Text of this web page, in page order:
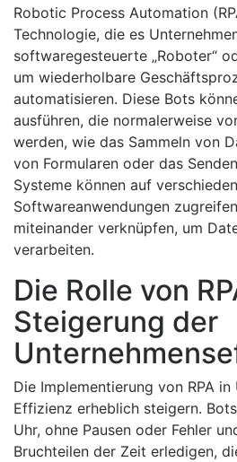
Robotic Process Automation
Technologie, die es
softwaregesteuerte „Roboter“
um wiederholbare
automatisieren. Diese Bots
ausführen, die normalerweise
werden, wie das Sammeln von
von Formularen oder das
Systeme können auf
Softwareanwendungen
miteinander verknüpfen, um
verarbeiten.
Die Rolle von
Steigerung der
Die Implementierung von RPA
Effizienz erheblich steigern.
Uhr, ohne Pausen oder Fehler
Bruchteilen der Zeit erledigen,